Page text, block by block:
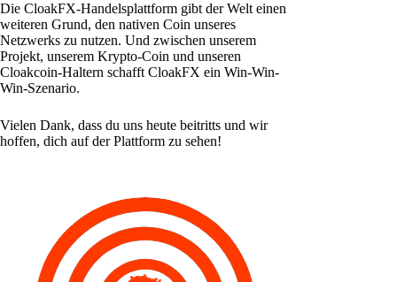
Die CloakFX-Handelsplattform gibt der Welt einen
weiteren Grund, den nativen Coin unseres
Netzwerks zu nutzen. Und zwischen unserem
Projekt, unserem Krypto-Coin und unseren
Cloakcoin-Haltern schafft CloakFX ein Win-Win-
Win-Szenario.
Vielen Dank, dass du uns heute beitritts und wir
hoffen, dich auf der Plattform zu sehen!